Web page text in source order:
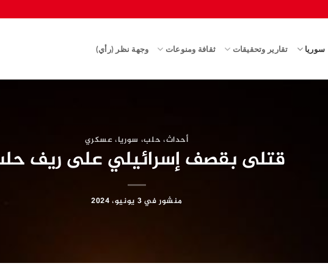
سوريا تقارير وتحقيقات ثقافة ومنوعات وجهة نظر (رأي)
أحداث،حلب، سوريا،عسكري
قتلى بقصف إسرائيلي على ريف
منشور في3 يونيو، 2024